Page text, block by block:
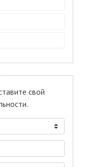
свой